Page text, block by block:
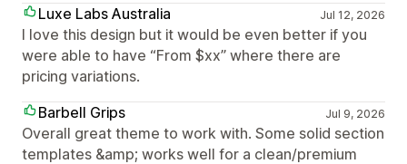
Luxe Labs Australia Jul 12, 2026
I love this design but it would be even better if you
were able to have “From $xx” where there are
pricing variations.
Barbell Grips
Jul 9, 2026
Overall great theme to work with. Some solid section
templates &amp; works well for a clean/premium